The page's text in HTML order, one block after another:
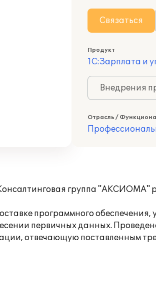
Связаться
Продукт
1С:Зарплата и
Внедрения
Отрасль /
группа "АКСИОМА"
программного
первичных данных.
отвечающую поставленным